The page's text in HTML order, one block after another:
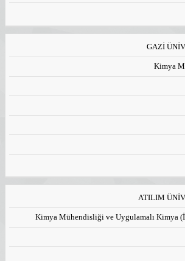
GAZİ
Kimya
ATILIM
Kimya Mühendisliği ve Uygulamalı Kimya